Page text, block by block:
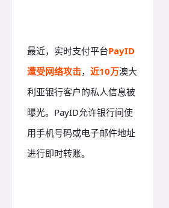
最近，实时支付平台PayID
遭受网络攻击， 近10万澳大
利亚银行客户的私人信息被
曝光。PayID允许银行间使
用手机号码或电子邮件地址
进行即时转账。